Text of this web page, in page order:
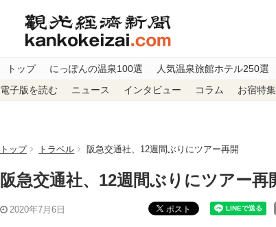
トップ にっぽんの温泉100選 人気温泉旅館ホテル250選
電子版を読む ニュース インタビュー コラム お宿特集
トップ トラベル 阪急交通社、12週間ぶりにツアー再開
阪急交通社、12週間ぶりにツアー再
2020年7月6日 ポスト